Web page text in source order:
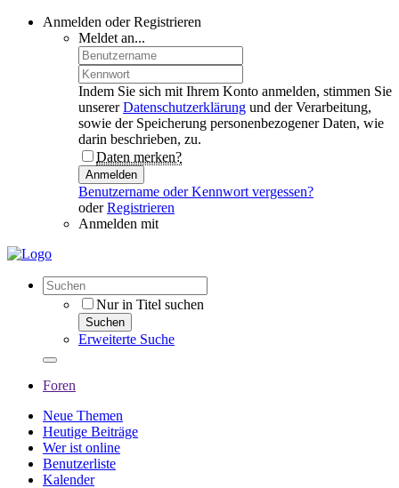
Anmelden oder Registrieren
Meldet an...
Indem Sie sich mit Ihrem Konto anmelden, stimmen Sie
unsererDatenschutzerklärung und der Verarbeitung,
sowie der Speicherung personenbezogener Daten, wie
darin beschrieben, zu.
Daten merken?
Anmelden
Benutzername oder Kennwort vergessen?
oderRegistrieren
Anmelden mit
Nur in Titel suchen
Suchen
Erweiterte Suche
Foren
Neue Themen
Heutige Beiträge
Wer ist online
Benutzerliste
Kalender